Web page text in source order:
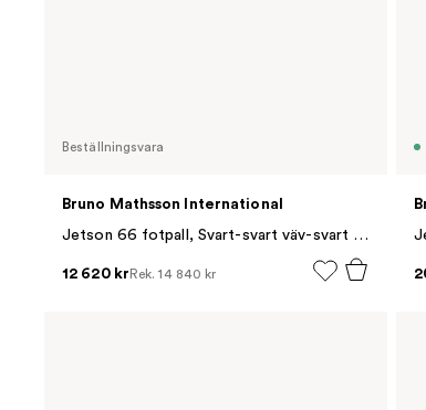
Beställningsvara
Bruno Mathsson International
Jetson 66 fotpall, Svart-svart väv-svart skoning
12 620 kr Rek.14 840 kr